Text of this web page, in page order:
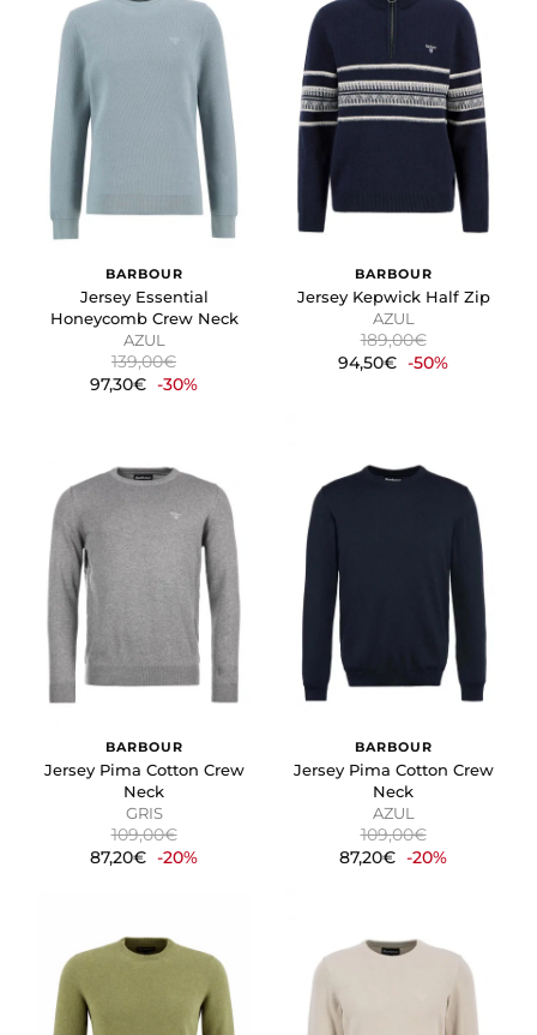
BARBOUR
Jersey Essential
Honeycomb Crew Neck
AZUL
139,00€
97,30€ -30%
BARBOUR
Jersey Kepwick Half Zip
AZUL
189,00€
94,50€ -50%
BARBOUR
Jersey Pima Cotton Crew
Neck
GRIS
109,00€
87,20€ -20%
BARBOUR
Jersey Pima Cotton Crew
Neck
AZUL
109,00€
87,20€ -20%